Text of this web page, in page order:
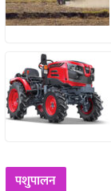
पशुपालन